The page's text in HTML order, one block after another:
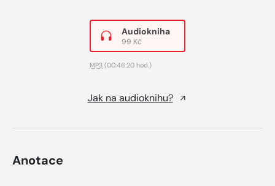
Audiokniha
99 Kč
MP3 (00:46:20 hod.)
Jak na audioknihu?
Anotace